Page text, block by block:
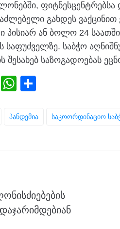
ფიტნესცენტრებსა
გახდეს
პისიარ ან ბოლო 24
საფუძველზე. საბჭო
შესახებ საზოგადოებას
T
W
at ar
Პანდემია Საკოორდინაციო